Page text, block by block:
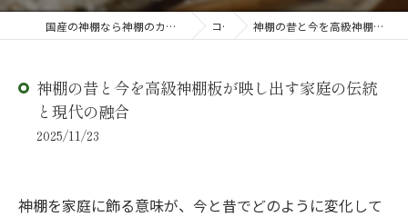
国産の神棚なら神棚のカネタ ～日々のしあわせを感じる物を～ コラム 神棚の昔と今を高級神棚板が映し出す家庭の伝統と現代の融合
神棚の昔と今を高級神棚板が映し出す家庭の伝統
と現代の融合
2025/11/23
神棚を家庭に飾る意味が、今と昔でどのように変化して